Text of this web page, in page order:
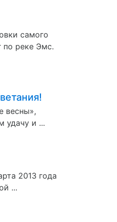
самого
по реке Эмс.
весны»,
удачу и ...
2013 года
...